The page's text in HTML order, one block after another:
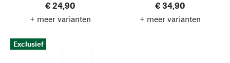
€ 24,90
+ meer varianten
€ 34,90
+ meer varianten
Exclusief